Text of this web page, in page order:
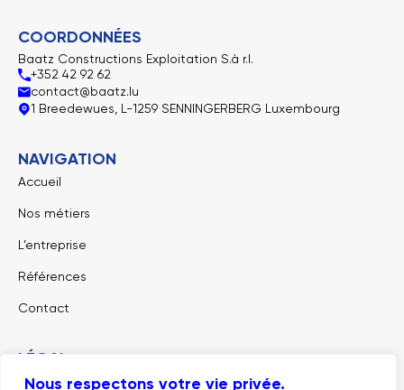
Nous respectons votre vie privée.
o
-
f
i
-
i
n
COORDONNÉES
Baatz Constructions Exploitation S.à r.l.
+352 42 92 62
contact@baatz.lu
1 Breedewues, L-1259 SENNINGERBERG Luxembourg
NAVIGATION
Accueil
Nos métiers
L’entreprise
Références
Contact
LÉGAL
Mentions légales